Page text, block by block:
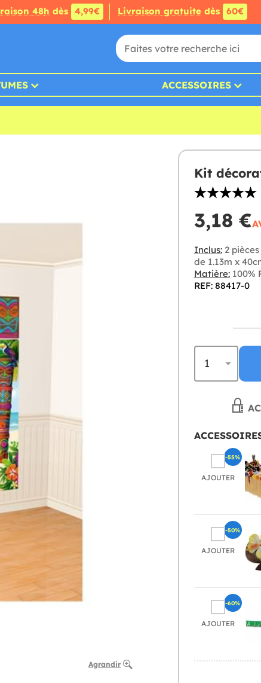
48h dès 4,99€ Livraison gratuite dès 60€
ACCESSOIRES
Agrandir
Kit
3,18 €
Inclus:2 pièces
de 1.13m x
Matière:100%
REF: 88417-0
AJOUTER
-55%
AJOUTER
-50%
AJOUTER
-60%